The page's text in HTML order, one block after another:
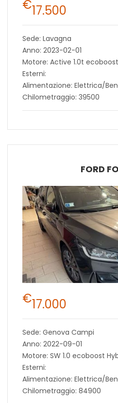
€17.500
Sede: Lavagna
Anno: 2023-02-01
Motore: Active 1.0t
Esterni:
Alimentazione: Elettrica/
Chilometraggio: 39500
FORD
€17.000
Sede: Genova Campi
Anno: 2022-09-01
Motore: SW 1.0 ecoboost
Esterni:
Alimentazione: Elettrica/
Chilometraggio: 84900